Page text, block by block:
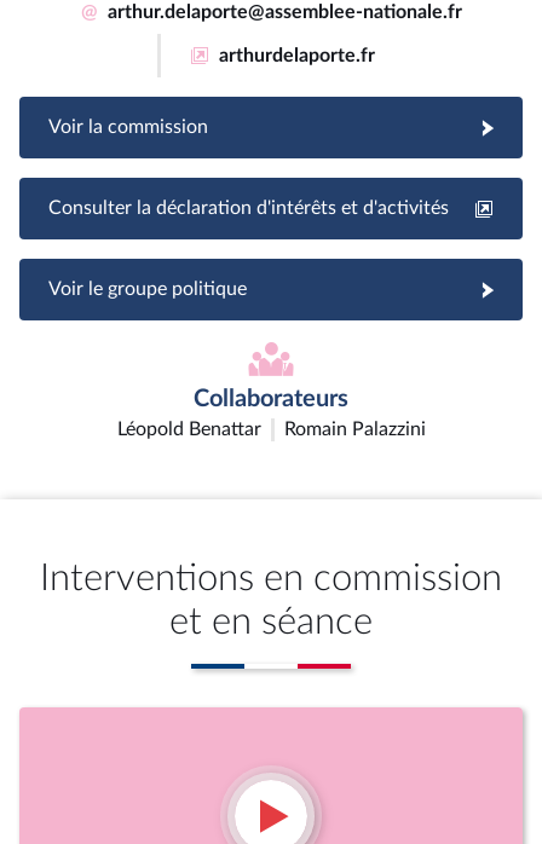
@ arthur.delaporte@assemblee-nationale.fr
arthurdelaporte.fr
Voir la commission
Consulter la déclaration d'intérêts et d'activités
Voir le groupe politique
Collaborateurs
Léopold Benattar Romain Palazzini
Interventions en commission
et en séance